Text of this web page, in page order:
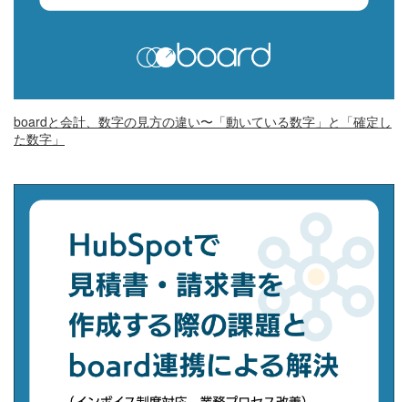
boardと会計、数字の見方の違い〜「動いている数字」と「確定し
た数字」